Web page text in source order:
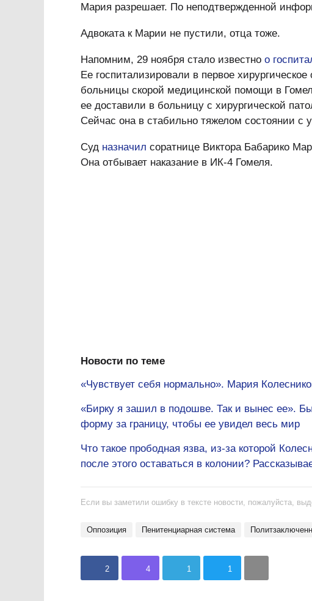
Мария разрешает. По неподтвержденной
Адвоката к Марии не пустили, отца тоже.
Напомним, 29 ноября стало известно о
Ее госпитализировали в первое
больницы скорой медицинской помощи в
ее доставили в больницу с хирургической
Сейчас она в стабильно тяжелом состоянии с
Суд назначил соратнице Виктора Бабарико
Она отбывает наказание в ИК-4 Гомеля.
Новости по теме
«Чувствует себя нормально». Мария
«Бирку я зашил в подошве. Так и вынес ее».
форму за границу, чтобы ее увидел весь мир
Что такое прободная язва, из-за которой
после этого оставаться в колонии?
Если вы заметили ошибку в тексте новости, пожалуйста,
оппозиция Пенитенциарная система
2 4 1 1